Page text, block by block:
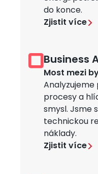
do konce.
Zjistit více
ObrázekBusiness
Most mezi
procesy a
smysl. Jsme
technickou
náklady.
Zjistit více